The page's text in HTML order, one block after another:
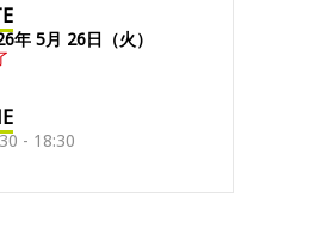
年 5月 26日（火）
- 18:30